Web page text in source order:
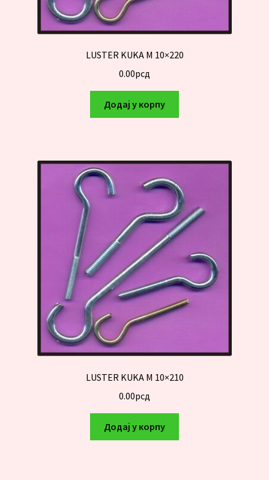
LUSTER KUKA M 10×220
0.00рсд
Додај у корпу
LUSTER KUKA M 10×210
0.00рсд
Додај у корпу